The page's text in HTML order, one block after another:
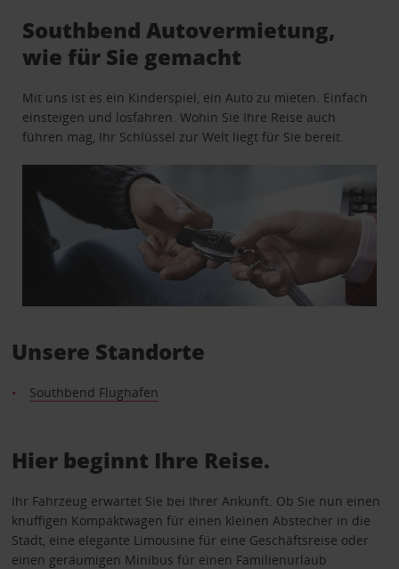
Southbend Autovermietung,
wie für Sie gemacht
Mit uns ist es ein Kinderspiel, ein Auto zu mieten. Einfach
einsteigen und losfahren. Wohin Sie Ihre Reise auch
führen mag, Ihr Schlüssel zur Welt liegt für Sie bereit.
Unsere Standorte
Southbend Flughafen
Hier beginnt Ihre Reise.
Ihr Fahrzeug erwartet Sie bei Ihrer Ankunft. Ob Sie nun einen
knuffigen Kompaktwagen für einen kleinen Abstecher in die
Stadt, eine elegante Limousine für eine Geschäftsreise oder
einen geräumigen Minibus für einen Familienurlaub